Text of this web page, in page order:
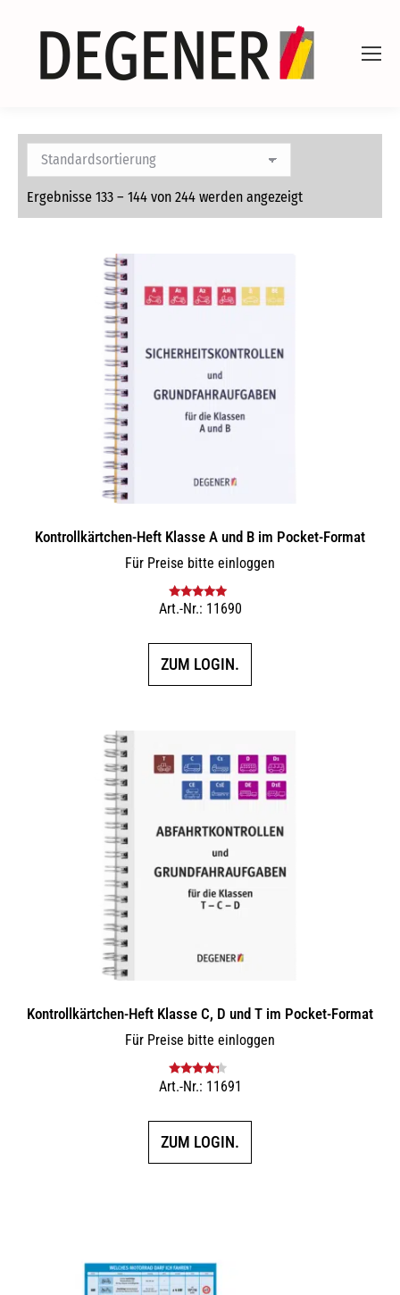
Ergebnisse 133 – 144 von 244 werden angezeigt
Kontrollkärtchen-Heft Klasse A und B im Pocket-Format
Für Preise bitte einloggen
Bewertet mit
Art.-Nr.: 11690
ZUM LOGIN.
Kontrollkärtchen-Heft Klasse C, D und T im Pocket-Format
Für Preise bitte einloggen
Bewertet
Art.-Nr.: 11691
ZUM LOGIN.